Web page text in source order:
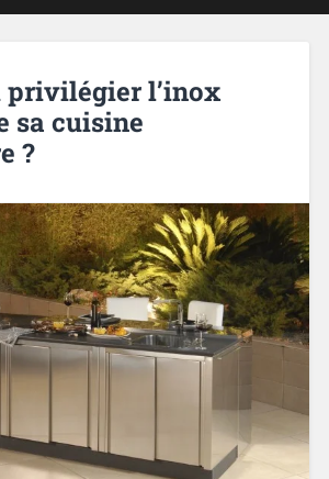
privilégier l’inox
sa cuisine
?